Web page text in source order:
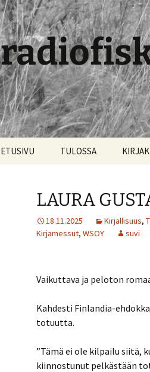
ETUSIVU TULOSSA
LAURA
18.11.2025 Kirjallisuus,
Kirjamessut, WSOY suvi
Vaikuttava ja peloton
Kahdesti Finlandia-
totuutta.
”Tämä ei ole kilpailu siitä,
kiinnostunut pelkästään